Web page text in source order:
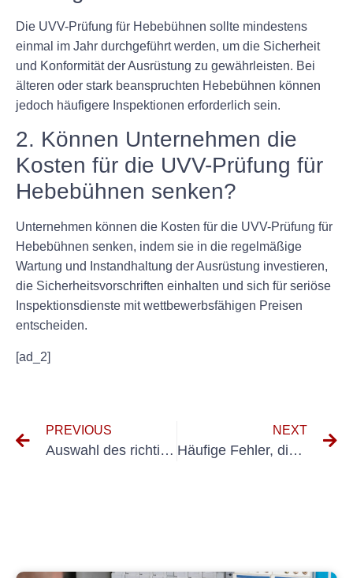
Die UVV-Prüfung für Hebebühnen sollte mindestens
einmal im Jahr durchgeführt werden, um die Sicherheit
und Konformität der Ausrüstung zu gewährleisten. Bei
älteren oder stark beanspruchten Hebebühnen können
jedoch häufigere Inspektionen erforderlich sein.
2. Können Unternehmen die
Kosten für die UVV-Prüfung für
Hebebühnen senken?
Unternehmen können die Kosten für die UVV-Prüfung für
Hebebühnen senken, indem sie in die regelmäßige
Wartung und Instandhaltung der Ausrüstung investieren,
die Sicherheitsvorschriften einhalten und sich für seriöse
Inspektionsdienste mit wettbewerbsfähigen Preisen
entscheiden.
[ad_2]
PREVIOUS
Auswahl des richtigen UVV-Rolltors für Ihre Geschäftsanforderungen
NEXT
Häufige Fehler, die Sie bei der Prüfung nach DIN VDE 0701 vermeiden sollten